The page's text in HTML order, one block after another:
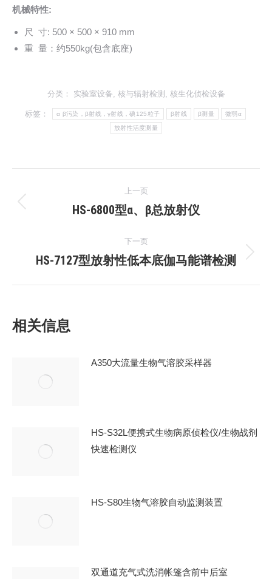
机械特性:
尺 寸: 500 × 500 × 910 mm
重 量：约550kg(包含底座)
分类： 实验室设备, 核与辐射检测 , 核生化侦检设备
标签： α β污染，β射线，γ射线，碘125粒子 β射线 β测量 微弱α
放射性活度测量
章
上一页
文
章：
HS-6800型α、β总放射仪
下一页
下
HS-7127型放射性低本底伽马能谱检测
相关信息
A350大流量生物气溶胶采样器
HS-S32L便携式生物病原侦检仪/生物战剂
快速检测仪
HS-S80生物气溶胶自动监测装置
双通道充气式洗消帐篷含前中后室